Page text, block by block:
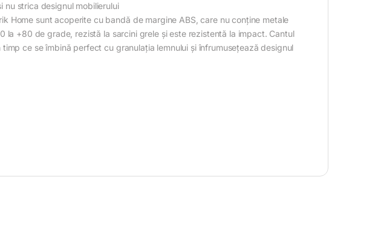
nu strica designul mobilierului
Home sunt acoperite cu bandă de margine ABS, care nu conține metale
la +80 de grade, rezistă la sarcini grele și este rezistentă la impact. Cantul
ce se îmbină perfect cu granulația lemnului și înfrumusețează designul